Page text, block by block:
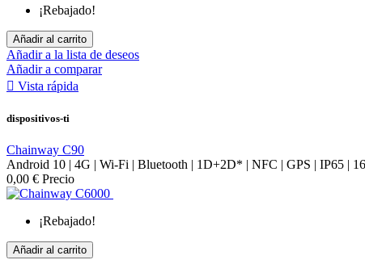
¡Rebajado!
Añadir al carrito
Añadir a la lista de deseos
Añadir a comparar
 Vista rápida
dispositivos-ti
Chainway C90
Android 10 | 4G | Wi-Fi | Bluetooth | 1D+2D* | NFC | GPS | IP65 |
0,00 € Precio
¡Rebajado!
Añadir al carrito